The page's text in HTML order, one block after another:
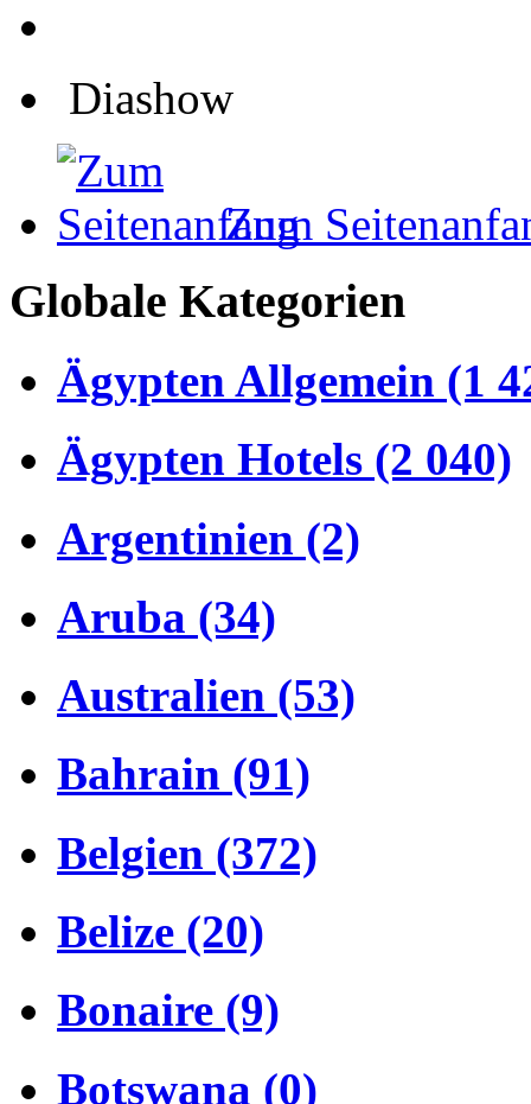
Diashow
Zum
Globale Kategorien
Ägypten Allgemein (1
Ägypten Hotels (2 040)
Argentinien (2)
Aruba (34)
Australien (53)
Bahrain (91)
Belgien (372)
Belize (20)
Bonaire (9)
Botswana (0)